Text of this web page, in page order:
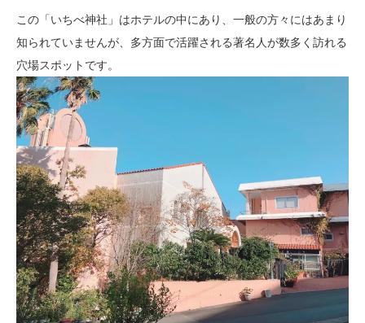
この「いちべ神社」はホテルの中にあり、一般の方々にはあまり
知られていませんが、多方面で活躍される著名人が数多く訪れる
穴場スポットです。